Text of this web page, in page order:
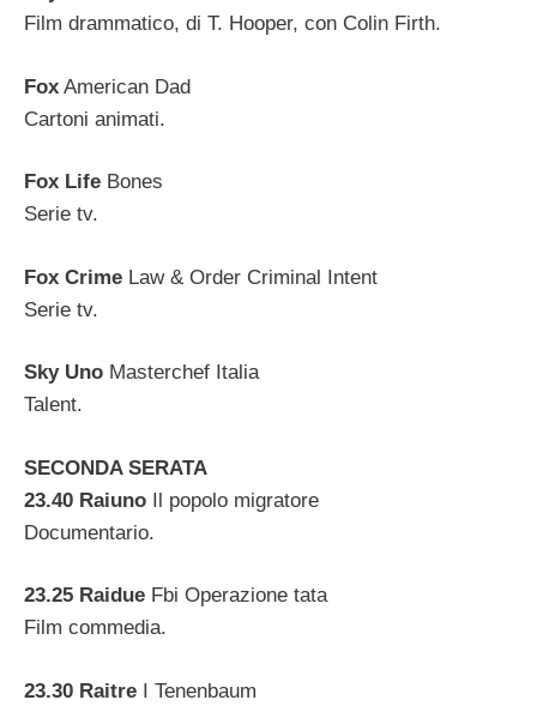
Film drammatico, di T. Hooper, con Colin Firth.
Fox American Dad
Cartoni animati.
Fox Life Bones
Serie tv.
Fox Crime Law & Order Criminal Intent
Serie tv.
Sky Uno Masterchef Italia
Talent.
SECONDA SERATA
23.40 Raiuno Il popolo migratore
Documentario.
23.25 Raidue Fbi Operazione tata
Film commedia.
23.30 Raitre I Tenenbaum